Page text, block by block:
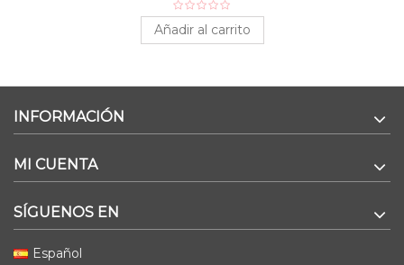
Añadir al carrito
INFORMACIÓN
MI CUENTA
SÍGUENOS EN
Español